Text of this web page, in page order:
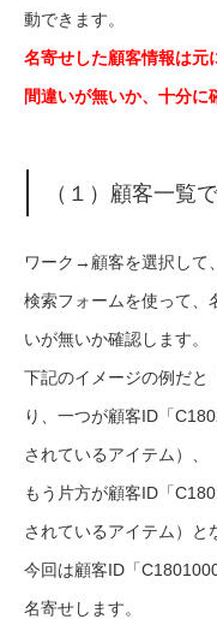
動できます。
名寄せした顧客情報は元
間違いが無いか、十分に
（１）顧客一覧
ワーク → 顧客を選択して
検索フォームを使って、
いが無いか確認します。
下記のイメージの例だと
り、一つが顧客ID「
されているアイテム）、
もう片方が顧客ID「
されているアイテム）と
今回は顧客ID「
名寄せします。